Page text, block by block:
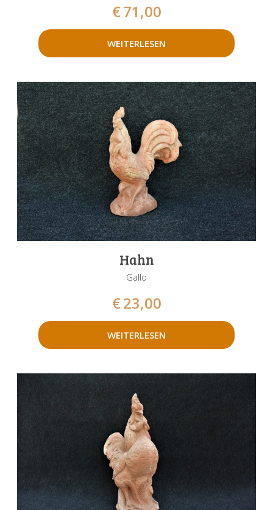
€71,00
WEITERLESEN
Hahn
Gallo
€23,00
WEITERLESEN